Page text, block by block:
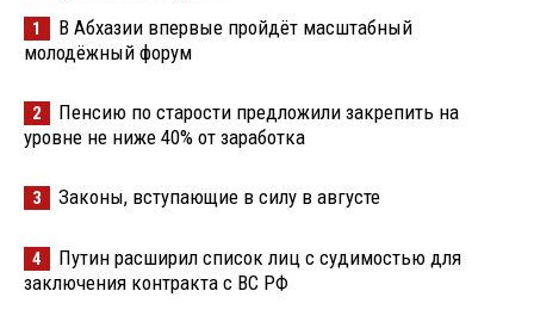
1
В Абхазии впервые пройдёт масштабный
молодёжный форум
2
Пенсию по старости предложили закрепить на
уровне не ниже 40% от заработка
3 Законы, вступающие в силу в августе
4
Путин расширил список лиц с судимостью для
заключения контракта с ВС РФ